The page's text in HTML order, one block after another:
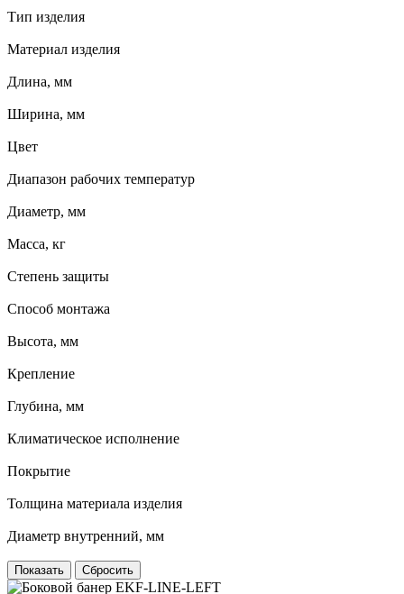
Тип изделия
Материал изделия
Длина, мм
Ширина, мм
Цвет
Диапазон рабочих температур
Диаметр, мм
Масса, кг
Степень защиты
Способ монтажа
Высота, мм
Крепление
Глубина, мм
Климатическое исполнение
Покрытие
Толщина материала изделия
Диаметр внутренний, мм
Сбросить